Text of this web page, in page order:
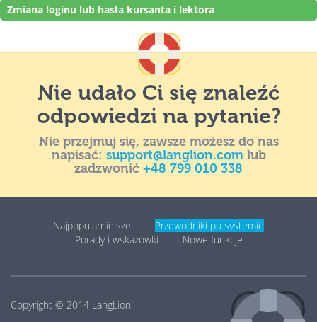
Zmiana loginu lub hasła kursanta i lektora
Nie udało Ci się znaleźć
odpowiedzi na pytanie?
Nie przejmuj się, zawsze możesz do nas
napisać: support@langlion.comlub
zadzwonić +48 799 010 338
Najpopularniejsze
Przewodniki po systemie
Porady i wskazówki
Nowe funkcje
Copyright © 2014 LangLion